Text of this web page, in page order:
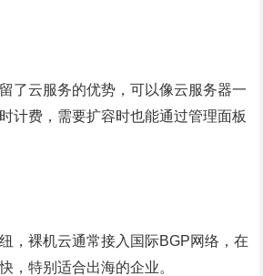
了云服务的优势，可以像云服务器一
计费，需要扩容时也能通过管理面板
，裸机云通常接入国际BGP网络，在
，特别适合出海的企业。